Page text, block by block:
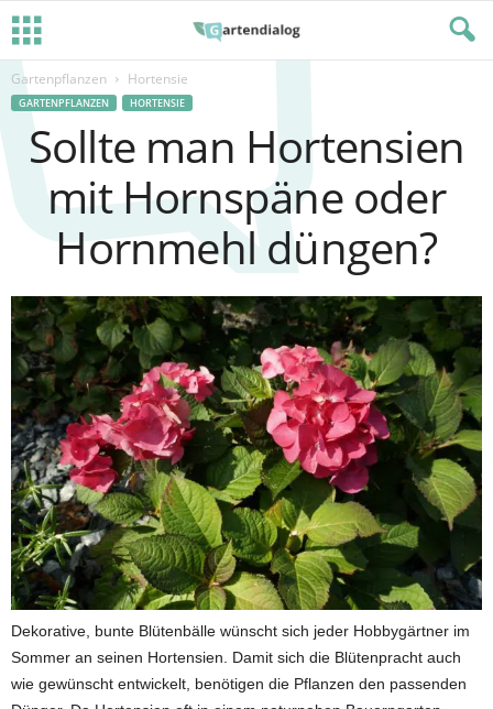
Gartenpflanzen Hortensie
GARTENPFLANZEN HORTENSIE
Sollte man Hortensien
mit Hornspäne oder
Hornmehl düngen?
Dekorative, bunte Blütenbälle wünscht sich jeder Hobbygärtner im
Sommer an seinen Hortensien. Damit sich die Blütenpracht auch
wie gewünscht entwickelt, benötigen die Pflanzen den passenden